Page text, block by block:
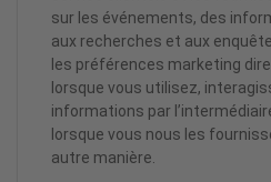
sur les événements, des
aux recherches et aux
les préférences marketing
lorsque vous utilisez,
informations par
lorsque vous nous les
autre manière.